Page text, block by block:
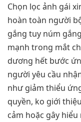
Chọn lọc ảnh gái
hoàn toàn người
gắng tuy núm
mạnh trong mắt
dương hết bước
người yêu cầu
như giảm thiểu
quyền, ko giới
cảm hoặc gây